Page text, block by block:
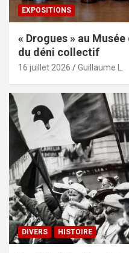
EXPOSITIONS
« Drogues » au
du déni collectif
16 juillet 2026 Guillaume L.
DIVERS HISTOIRE